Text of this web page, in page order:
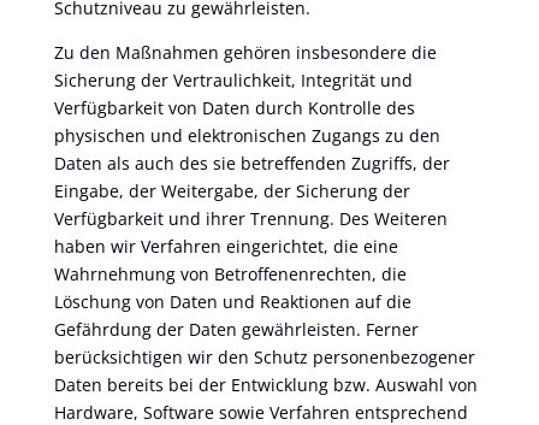
Schutzniveau zu gewährleisten.
Zu den Maßnahmen gehören insbesondere die
Sicherung der Vertraulichkeit, Integrität und
Verfügbarkeit von Daten durch Kontrolle des
physischen und elektronischen Zugangs zu den
Daten als auch des sie betreffenden Zugriffs, der
Eingabe, der Weitergabe, der Sicherung der
Verfügbarkeit und ihrer Trennung. Des Weiteren
haben wir Verfahren eingerichtet, die eine
Wahrnehmung von Betroffenenrechten, die
Löschung von Daten und Reaktionen auf die
Gefährdung der Daten gewährleisten. Ferner
berücksichtigen wir den Schutz personenbezogener
Daten bereits bei der Entwicklung bzw. Auswahl von
Hardware, Software sowie Verfahren entsprechend